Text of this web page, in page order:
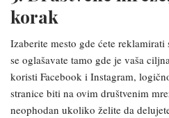
korak
Izaberite mesto gde ćete
se oglašavate tamo gde je vaša
koristi Facebook i Instagram,
stranice biti na ovim društvenim
neophodan ukoliko želite da